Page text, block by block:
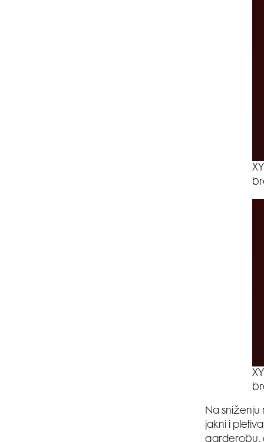
Na
jakni i
garderobu,